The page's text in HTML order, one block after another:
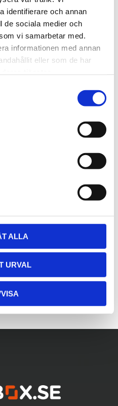
identifierare och annan
de sociala medier och
vi samarbetar med.
informationen med annan
eller som de har
ALLA
URVAL
720600
Lättmonterad
lasthållarfot för Thule
Edge-takräcken, för
fordon med integrerad
reling.
2 525kr
2 635kr